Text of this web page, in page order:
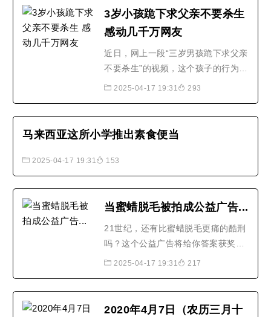
者介绍，来这里用餐的人群中绝大..3岁小孩跪下求父亲不要杀生
感动几千万网友
近日，网上一段“三岁男孩跪下求父亲
不要杀生”的视频，这个孩子的行为感
动了几千万网友。据了解，在非洲某
上前阻止并嚎啕大哭，上前抢夺男子
会儿子的阻挠，而是直接将鸡抢过来
用脚踩住准备宰，三岁..
2025-04-17 19:31 293
马来西亚这所小学推出素食便当
2025-04-17 19:31 153
当蜜蜡脱毛被拍成公益广告...
21世纪，还有比蜜蜡脱毛更痛的酷刑
吗？这个公益广告将给你答案获奖广
告机构Lowe and Partners为PETA创
Olivier Venturini与Great Guns制作
2025-04-17 19:31 217
2020年4月7日（农历三月十